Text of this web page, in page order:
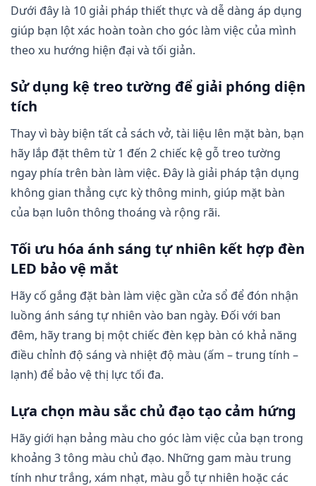
Dưới đây là 10 giải pháp thiết thực và dễ dàng áp dụng
giúp bạn lột xác hoàn toàn cho góc làm việc của mình
theo xu hướng hiện đại và tối giản.
Sử dụng kệ treo tường để giải phóng diện
tích
Thay vì bày biện tất cả sách vở, tài liệu lên mặt bàn, bạn
hãy lắp đặt thêm từ 1 đến 2 chiếc kệ gỗ treo tường
ngay phía trên bàn làm việc. Đây là giải pháp tận dụng
không gian thẳng cực kỳ thông minh, giúp mặt bàn
của bạn luôn thông thoáng và rộng rãi.
Tối ưu hóa ánh sáng tự nhiên kết hợp đèn
LED bảo vệ mắt
Hãy cố gắng đặt bàn làm việc gần cửa sổ để đón nhận
luồng ánh sáng tự nhiên vào ban ngày. Đối với ban
đêm, hãy trang bị một chiếc đèn kẹp bàn có khả năng
điều chỉnh độ sáng và nhiệt độ màu (ấm – trung tính –
lạnh) để bảo vệ thị lực tối đa.
Lựa chọn màu sắc chủ đạo tạo cảm hứng
Hãy giới hạn bảng màu cho góc làm việc của bạn trong
khoảng 3 tông màu chủ đạo. Những gam màu trung
tính như trắng, xám nhạt, màu gỗ tự nhiên hoặc các